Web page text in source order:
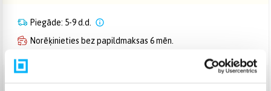
Piegāde: 5-9 d.d.
Norēķinieties bez papildmaksas 6 mēn.